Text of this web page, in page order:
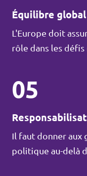
Équilibre global
L'Europe doit
rôle dans les
05
Il faut donner aux
politique au-delà